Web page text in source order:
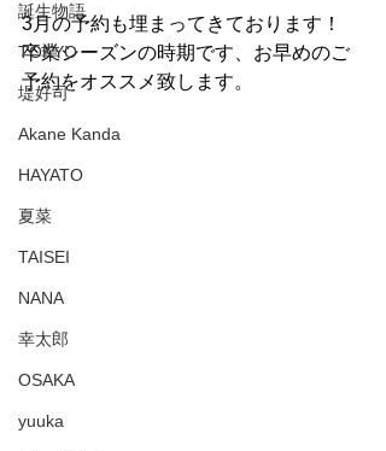
誕生物語
TOKYO
堤好司
Akane Kanda
HAYATO
夏菜
TAISEI
NANA
幸太郎
OSAKA
yuuka
3月の予約も埋まってきております！
卒業シーズンの時期です、お早めのご
予約をオススメ致します。